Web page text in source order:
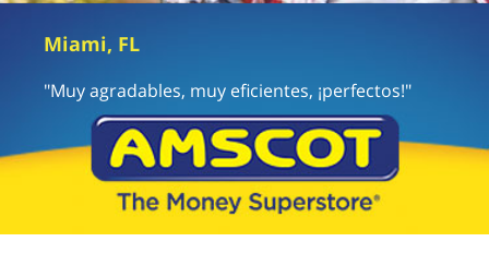
Miami, FL
"Muy agradables, muy eficientes, ¡perfectos!"